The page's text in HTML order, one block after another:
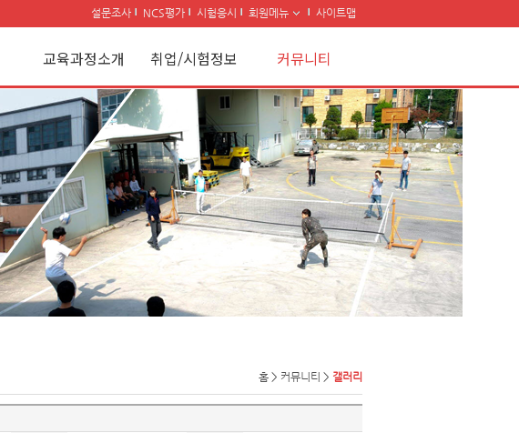
설문조사 NCS평가 시험응시 회원메뉴 사이트맵
교육과정소개 취업/시험정보 커뮤니티
홈 > 커뮤니티 > 갤러리